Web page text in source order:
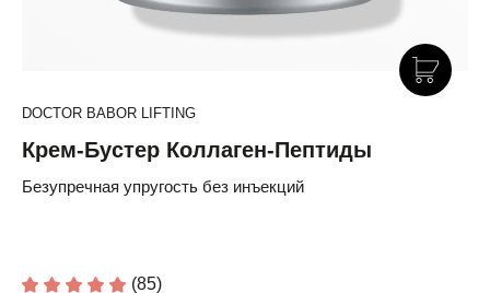
DOCTOR BABOR LIFTING
Крем-Бустер Коллаген-Пептиды
Безупречная упругость без инъекций
(85)